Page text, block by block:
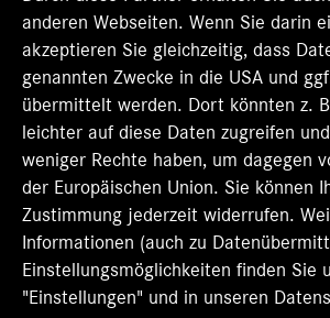
r
k
a
r
t
g
e
ö
f
f
n
e
t
.
r
k
a
r
t
e
g
e
ö
f
f
n
e
.
r
a
r
t
g
e
ö
f
f
n
e
t
.
r
a
r
t
g
e
ö
f
f
n
t
.
anderen Webseiten. Wenn Sie darin
akzeptieren Sie gleichzeitig, dass
genannten Zwecke in die USA und
übermittelt werden. Dort könnten z.
leichter auf diese Daten zugreifen
weniger Rechte haben, um dagegen
der Europäischen Union. Sie können
Zustimmung jederzeit widerrufen.
Informationen (auch zu
Einstellungsmöglichkeiten finden Sie
"Einstellungen" und in unseren